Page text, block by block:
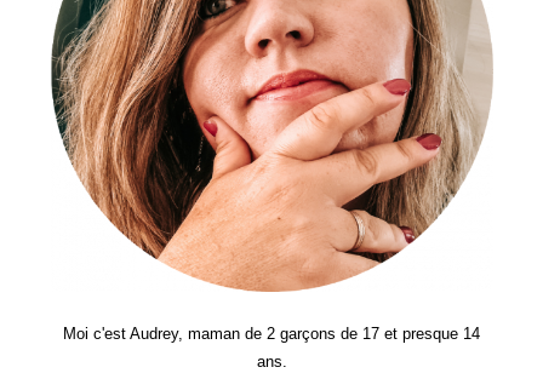
Plan
Moi c'est Audrey, maman de 2 garçons de 17 et presque 14
ans.